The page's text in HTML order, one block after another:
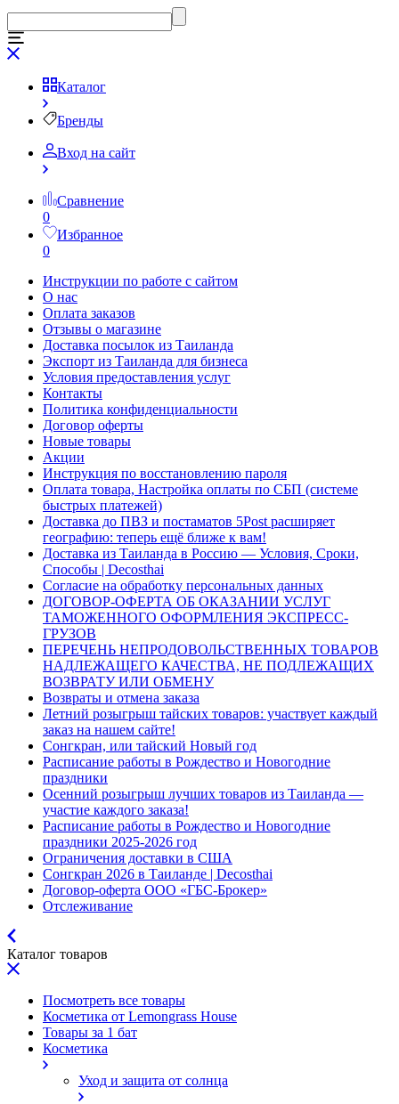
Каталог
Бренды
Вход на сайт
Сравнение
0
Избранное
0
Инструкции по работе с сайтом
О нас
Оплата заказов
Отзывы о магазине
Доставка посылок из Таиланда
Экспорт из Таиланда для бизнеса
Условия предоставления услуг
Контакты
Политика конфиденциальности
Договор оферты
Новые товары
Акции
Инструкция по восстановлению пароля
Оплата товара, Настройка оплаты по СБП (системе
быстрых платежей)
Доставка до ПВЗ и постаматов 5Post расширяет
географию: теперь ещё ближе к вам!
Доставка из Таиланда в Россию — Условия, Сроки,
Способы | Decosthai
Согласие на обработку персональных данных
ДОГОВОР-ОФЕРТА ОБ ОКАЗАНИИ УСЛУГ
ТАМОЖЕННОГО ОФОРМЛЕНИЯ ЭКСПРЕСС-
ГРУЗОВ
ПЕРЕЧЕНЬ НЕПРОДОВОЛЬСТВЕННЫХ ТОВАРОВ
НАДЛЕЖАЩЕГО КАЧЕСТВА, НЕ ПОДЛЕЖАЩИХ
ВОЗВРАТУ ИЛИ ОБМЕНУ
Возвраты и отмена заказа
Летний розыгрыш тайских товаров: участвует каждый
заказ на нашем сайте!
Сонгкран, или тайский Новый год
Расписание работы в Рождество и Новогодние
праздники
Осенний розыгрыш лучших товаров из Таиланда —
участие каждого заказа!
Расписание работы в Рождество и Новогодние
праздники 2025-2026 год
Ограничения доставки в США
Сонгкран 2026 в Таиланде | Decosthai
Договор-оферта ООО «ГБС-Брокер»
Отслеживание
Каталог товаров
Посмотреть все товары
Косметика от Lemongrass House
Товары за 1 бат
Косметика
Уход и защита от солнца